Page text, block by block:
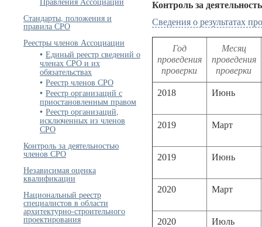
Стандарты, положения и
правила СРО
Реестры членов Ассоциации
Единый реестр сведений о
членах СРО и их
обязательствах
Реестр членов СРО
Реестр организаций с
приостановленным правом
Реестр организаций,
исключенных из членов
СРО
Контроль за деятельностью
членов СРО
Независимая оценка
квалификации
Национальный реестр
специалистов в области
архитектурно-строительного
проектирования
Контроль за
Сведения о результатах
Год
проведения
проверки
Месяц
проведения
проверки
2018 Июнь
2019 Март
2019 Июнь
2020 Март
2020 Июль